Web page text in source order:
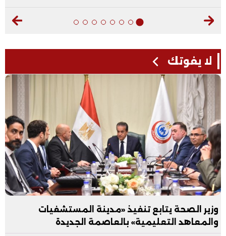
لا يفوتك
وزير الصحة يتابع تنفيذ «مدينة المستشفيات
والمعاهد التعليمية» بالعاصمة الجديدة